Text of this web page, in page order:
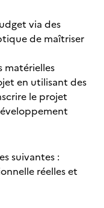
via des
de maîtriser
matérielles
en utilisant des
le projet
suivantes :
réelles et